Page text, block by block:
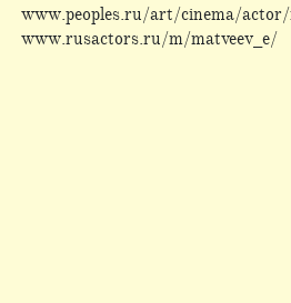
www.peoples.ru/art/cinema/
www.rusactors.ru/m/matveev_e/